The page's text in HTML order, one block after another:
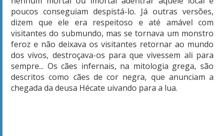
poucos conseguiam despistá-lo. Já outras versões,
dizem que ele era respeitoso e até amável com
visitantes do submundo, mas se tornava um monstro
feroz e não deixava os visitantes retornar ao mundo
dos vivos, destroçava-os para que vivessem ali para
sempre... Os cães infernais, na mitologia grega, são
descritos como cães de cor negra, que anunciam a
chegada da deusa Hécate uivando para a lua.